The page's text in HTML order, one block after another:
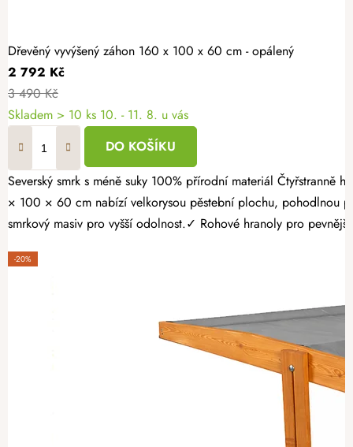
Dřevěný vyvýšený záhon 160 x 100 x 60 cm - opálený
2 792 Kč
3 490 Kč
Skladem > 10 ks 10. - 11. 8. u vás
DO KOŠÍKU
Severský smrk s méně suky 100% přírodní materiál Čtyřstranně hoblovaný masiv Proměňte svou zahradu v místo plné čerstvé zeleniny, voňavých bylinek a sladkých jahod. Opálený dřevěný vyvýšený záhon 160
× 100 × 60 cm nabízí velkorysou pěstební plochu, pohodlnou
smrkový masiv pro vyšší odolnost.✓ Rohové hranoly pro
-20%